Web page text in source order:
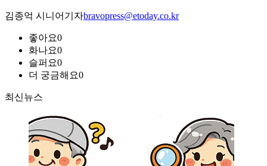
김종억 시니어기자bravopress@etoday.co.kr
좋아요0
화나요0
슬퍼요0
더 궁금해요0
최신뉴스